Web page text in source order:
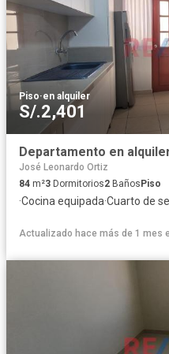
Piso·en alquiler
S/.2,401
José Leonardo Ortiz
84 m²3 Dormitorios2 Baños Piso
·Cocina equipada·Cuarto de
Actualizado hace más de 1 mes